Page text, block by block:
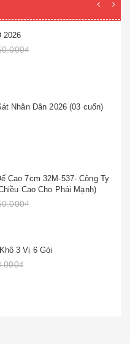
2026
Nhân Dân 2026 (03 cuốn)
Cao 7cm 32M-537- Công Ty
Cao Cho Phái Mạnh)
3 Vị 6 Gói